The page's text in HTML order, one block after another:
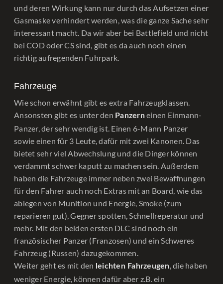
und deren Wirkung kann nur durch das Aufsetzen einer
Gasmaske verhindert werden, was die ganze Sache sehr
interessant macht. Da wir aber bei Battlefield und nicht
bei COD oder CS sind, gibt es da auch noch einen
richtig aufregenden Fuhrpark.
Fahrzeuge
Wie schon erwähnt gibt es extra Fahrzeugklassen.
Ansonsten gibt es unter den Panzerneinen Einmann-
Panzer, der sehr wendig ist. Einen 6-Mann Panzer
sowie einen für 3 Leute, dafür mit zwei Kanonen. Das
bietet sehr viel Abwechslung und die Dinger können
verdammt schwer kaputt zu machen sein. Außerdem
haben die Fahrzeuge immer neben zwei Bewaffnungen
für den Fahrer auch noch Extras mit an Board, wie das
ablegen von Munition und Energie, Smoke (zum
reparieren gut), Gegner spotten, Schnellreperatur und
mehr. Mit den beiden ersten DLC sind noch ein
französischer Panzer (Franzosen) und ein Schweres
Fahrzeug (Russen) dazugekommen.
Weiter geht es mit den leichten Fahrzeugen, die haben
weniger Energie, können dafür aber z.B. ein